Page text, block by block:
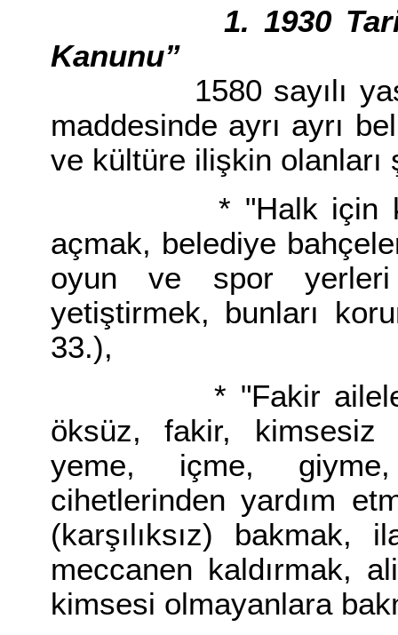
1. 1930 Tarihli
Kanunu”
1580 sayılı yasa
maddesinde ayrı ayrı
ve kültüre ilişkin olanları
* "Halk için
açmak, belediye
oyun ve spor yerleri
yetiştirmek, bunları
33.),
* "Fakir ailelerin
öksüz, fakir,
yeme, içme,
cihetlerinden yardım
(karşılıksız) bakmak,
meccanen kaldırmak,
kimsesi olmayanlara